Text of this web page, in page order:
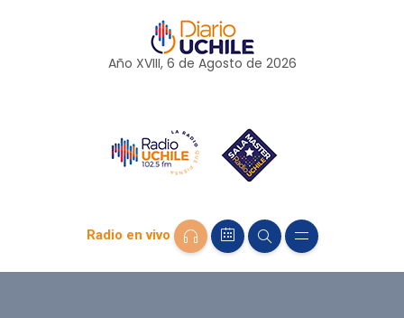
Año XVIII, 6 de Agosto de 2026
Radio en vivo